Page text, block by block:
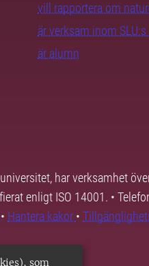
som
vill rapportera om
är verksam inom
är alumn
har verksamhet
enligt ISO 14001. •
• Hantera kakor •